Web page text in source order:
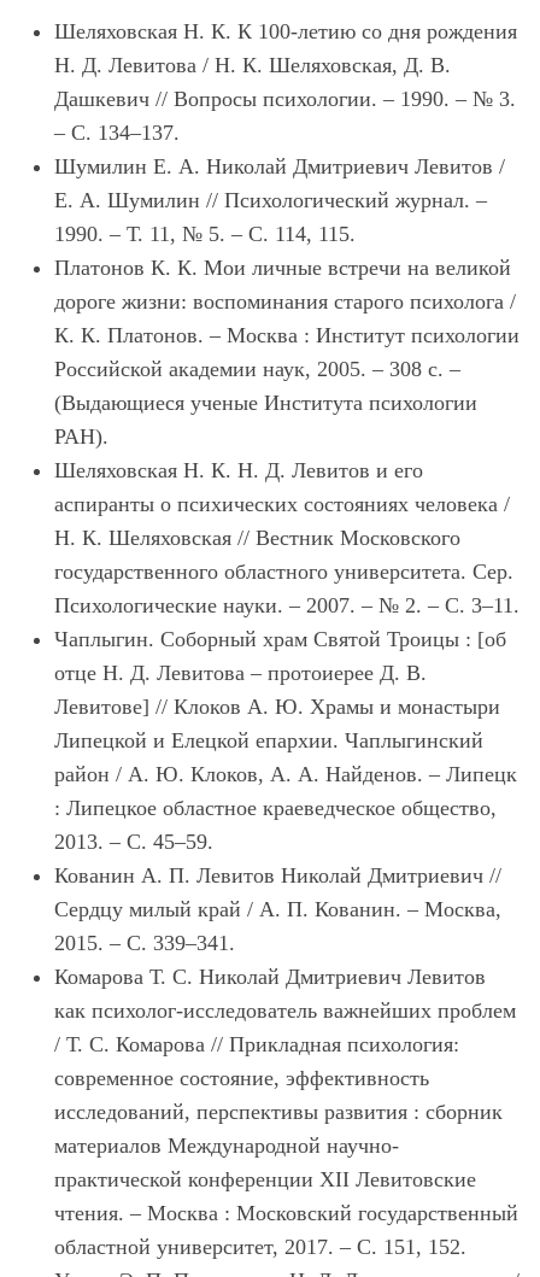
Шеляховская Н. К. К 100-летию со дня рождения
Н. Д. Левитова / Н. К. Шеляховская, Д. В.
Дашкевич // Вопросы психологии. – 1990. – № 3.
– С. 134–137.
Шумилин Е. А. Николай Дмитриевич Левитов /
Е. А. Шумилин // Психологический журнал. –
1990. – Т. 11, № 5. – С. 114, 115.
Платонов К. К. Мои личные встречи на великой
дороге жизни: воспоминания старого психолога /
К. К. Платонов. – Москва : Институт психологии
Российской академии наук, 2005. – 308 с. –
(Выдающиеся ученые Института психологии
РАН).
Шеляховская Н. К. Н. Д. Левитов и его
аспиранты о психических состояниях человека /
Н. К. Шеляховская // Вестник Московского
государственного областного университета. Сер.
Психологические науки. – 2007. – № 2. – C. 3–11.
Чаплыгин. Соборный храм Святой Троицы : [об
отце Н. Д. Левитова – протоиерее Д. В.
Левитове] // Клоков А. Ю. Храмы и монастыри
Липецкой и Елецкой епархии. Чаплыгинский
район / А. Ю. Клоков, А. А. Найденов. – Липецк
: Липецкое областное краеведческое общество,
2013. – С. 45–59.
Кованин А. П. Левитов Николай Дмитриевич //
Сердцу милый край / А. П. Кованин. – Москва,
2015. – С. 339–341.
Комарова Т. С. Николай Дмитриевич Левитов
как психолог-исследователь важнейших проблем
/ Т. С. Комарова // Прикладная психология:
современное состояние, эффективность
исследований, перспективы развития : сборник
материалов Международной научно-
практической конференции XII Левитовские
чтения. – Москва : Московский государственный
областной университет, 2017. – С. 151, 152.